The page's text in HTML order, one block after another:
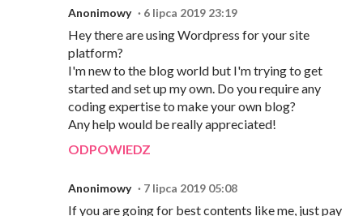
Anonimowy 6 lipca 2019 23:19
Hey there are using Wordpress for your site
platform?
I'm new to the blog world but I'm trying to get
started and set up my own. Do you require any
coding expertise to make your own blog?
Any help would be really appreciated!
ODPOWIEDZ
Anonimowy 7 lipca 2019 05:08
If you are going for best contents like me, just pay